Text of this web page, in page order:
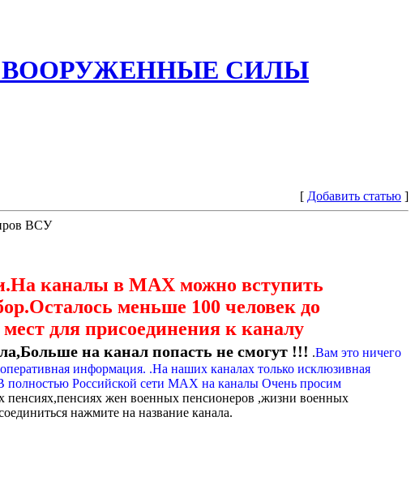
ВООРУЖЕННЫЕ СИЛЫ
[ Добавить статью ]
ВСУ
каналы в МАХ можно вступить
меньше 100 человек до
для присоединения к каналу
на канал попасть не смогут !!! .Вам это ничего
информация. .На наших каналах только исклюзивная
Российской сети МАХ на каналы Очень просим
жен военных пенсионеров ,жизни военных
нажмите на название канала.